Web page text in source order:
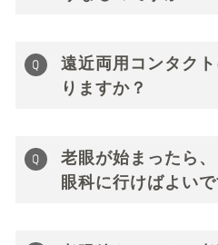
遠近両用コンタク
りますか？
老眼が始まったら
眼科に行けばよいで